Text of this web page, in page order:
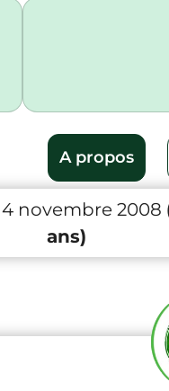
A propos
novembre 2008
ans)